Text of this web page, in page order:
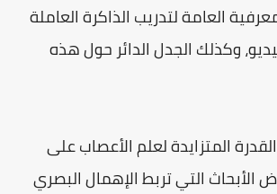
العامة لتدريب الذاكرة العاملة
وكذلك الجدل الدائر حول هذه
المتزايدة لعلم الأعصاب على
الأبحاث التي تربط الإهمال البصري